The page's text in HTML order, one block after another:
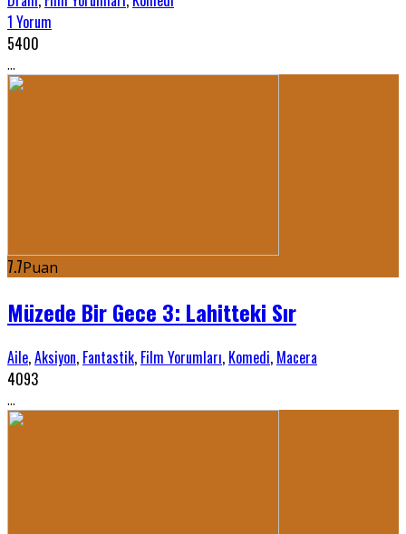
1 Yorum
5400
...
7.7Puan
Müzede Bir Gece 3: Lahitteki Sır
Aile,Aksiyon, Fantastik, Film Yorumları, Komedi, Macera
4093
...